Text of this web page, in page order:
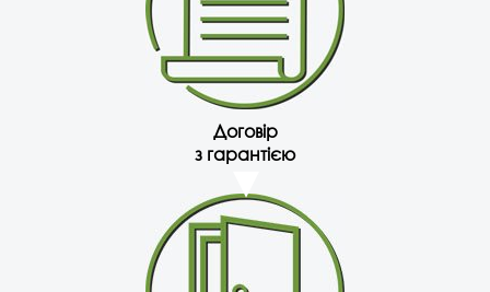
Договір
з гарантією